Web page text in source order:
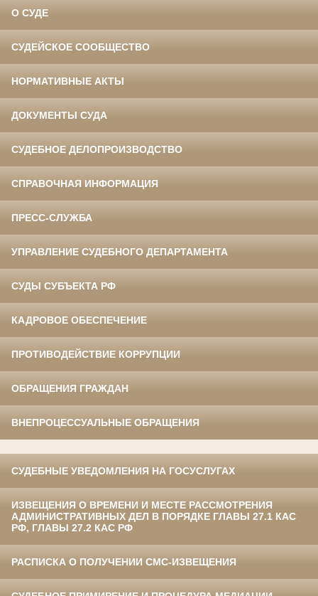
О СУДЕ
СУДЕЙСКОЕ СООБЩЕСТВО
НОРМАТИВНЫЕ АКТЫ
ДОКУМЕНТЫ СУДА
СУДЕБНОЕ ДЕЛОПРОИЗВОДСТВО
СПРАВОЧНАЯ ИНФОРМАЦИЯ
ПРЕСС-СЛУЖБА
УПРАВЛЕНИЕ СУДЕБНОГО ДЕПАРТАМЕНТА
СУДЫ СУБЪЕКТА РФ
КАДРОВОЕ ОБЕСПЕЧЕНИЕ
ПРОТИВОДЕЙСТВИЕ КОРРУПЦИИ
ОБРАЩЕНИЯ ГРАЖДАН
ВНЕПРОЦЕССУАЛЬНЫЕ ОБРАЩЕНИЯ
СУДЕБНЫЕ УВЕДОМЛЕНИЯ НА ГОСУСЛУГАХ
ИЗВЕЩЕНИЯ О ВРЕМЕНИ И МЕСТЕ РАССМОТРЕНИЯ
АДМИНИСТРАТИВНЫХ ДЕЛ В ПОРЯДКЕ ГЛАВЫ 27.1 КАС
РФ, ГЛАВЫ 27.2 КАС РФ
РАСПИСКА О ПОЛУЧЕНИИ СМС-ИЗВЕЩЕНИЯ